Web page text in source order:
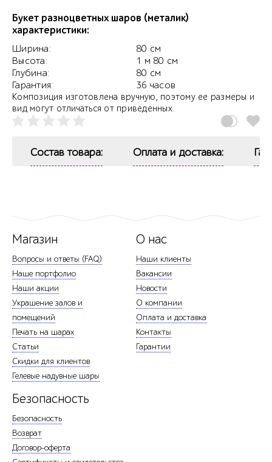
Букет разноцветных шаров (металик)
характеристики:
Ширина:
Высота:
Глубина:
Гарантия:
80 см
1 м 80 см
80 см
36 часов
Композиция изготовлена вручную, поэтому ее размеры и
вид могут отличаться от приведенных.
Состав товара: Оплата и доставка:
Магазин
Вопросы и ответы (FAQ)
Наше портфолио
Наши акции
Украшение залов и
помещений
Печать на шарах
Статьи
Скидки для клиентов
Гелевые надувные шары
О нас
Наши клиенты
Вакансии
Новости
О компании
Оплата и доставка
Контакты
Гарантии
Безопасность
Безопасность
Возврат
Договор-оферта